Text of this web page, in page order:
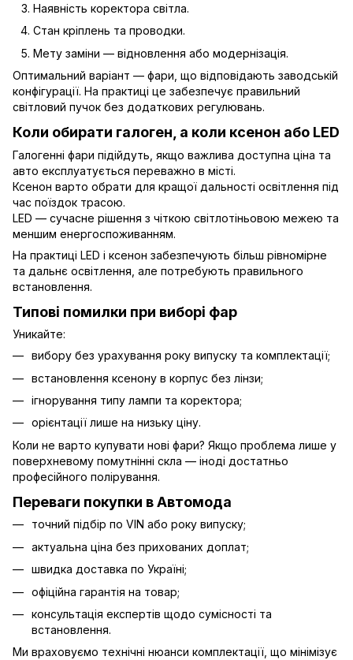
Наявність коректора світла.
Стан кріплень та проводки.
Мету заміни — відновлення або модернізація.
Оптимальний варіант — фари, що відповідають заводській
конфігурації. На практиці це забезпечує правильний
світловий пучок без додаткових регулювань.
Коли обирати галоген, а коли ксенон або LED
Галогенні фари підійдуть, якщо важлива доступна ціна та
авто експлуатується переважно в місті.
Ксенон варто обрати для кращої дальності освітлення під
час поїздок трасою.
LED — сучасне рішення з чіткою світлотіньовою межею та
меншим енергоспоживанням.
На практиці LED і ксенон забезпечують більш рівномірне
та дальнє освітлення, але потребують правильного
встановлення.
Типові помилки при виборі фар
Уникайте:
вибору без урахування року випуску та комплектації;
встановлення ксенону в корпус без лінзи;
ігнорування типу лампи та коректора;
орієнтації лише на низьку ціну.
Коли не варто купувати нові фари? Якщо проблема лише у
поверхневому помутнінні скла — іноді достатньо
професійного полірування.
Переваги покупки в Автомода
точний підбір по VIN або року випуску;
актуальна ціна без прихованих доплат;
швидка доставка по Україні;
офіційна гарантія на товар;
консультація експертів щодо сумісності та
встановлення.
Ми враховуємо технічні нюанси комплектації, що мінімізує